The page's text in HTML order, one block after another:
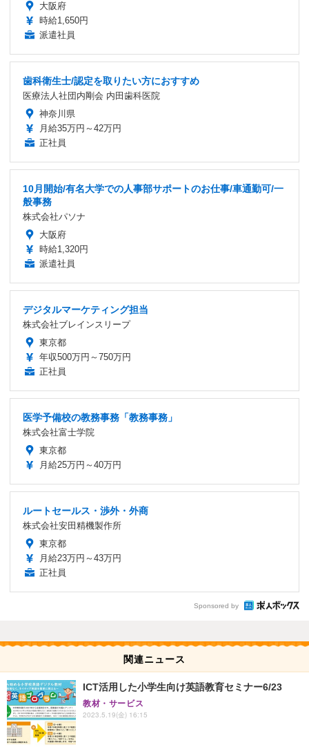
大阪府
時給1,650円
派遣社員
歯科衛生士/認定を取りたい方におすすめ
医療法人社団内剛会 内田歯科医院
神奈川県
月給35万円～42万円
正社員
10月開始/有名大学での人事部サポートのお仕事/車通勤可/一
般事務
株式会社パソナ
大阪府
時給1,320円
派遣社員
デジタルマーケティング担当
株式会社ブレインスリープ
東京都
年収500万円～750万円
正社員
医学予備校の教務事務「教務事務」
株式会社富士学院
東京都
月給25万円～40万円
ルートセールス・渉外・外商
株式会社安田精機製作所
東京都
月給23万円～43万円
正社員
Sponsored by
関連ニュース
ICT活用した小学生向け英語教育セミナー6/23
教材・サービス
2023.5.19(金) 16:15